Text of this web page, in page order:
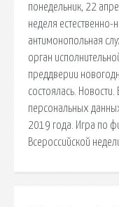
понедельник, 22
неделя
антимонопольная
орган
преддверии
состоялась.
персональных
2019 года. Игра по
Всероссийской